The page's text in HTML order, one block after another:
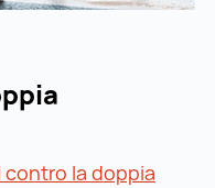
la doppia